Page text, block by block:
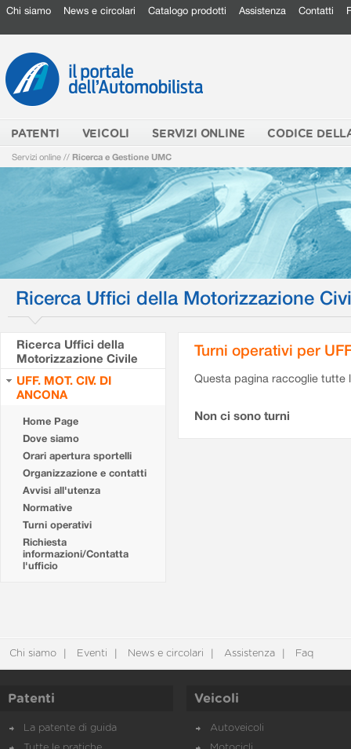
Chi siamo News e circolari Catalogo prodotti Assistenza Contatti
PATENTI VEICOLI SERVIZI ONLINE CODICE
Servizi online // Ricerca e Gestione UMC
Ricerca Uffici della Motorizzazione
Ricerca Uffici della
Motorizzazione Civile
UFF. MOT. CIV. DI
ANCONA
Home Page
Dove siamo
Orari apertura sportelli
Organizzazione e contatti
Avvisi all'utenza
Normative
Turni operativi
Richiesta
informazioni/Contatta
l'ufficio
Turni operativi per
Questa pagina raccoglie tutte
Non ci sono turni
Chi siamo Eventi News e circolari Assistenza Faq
Patenti
La patente di guida
Veicoli
Autoveicoli